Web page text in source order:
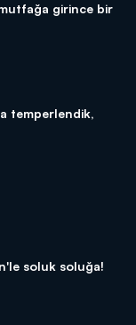
girince bir
temperlendik,
soluk soluğa!